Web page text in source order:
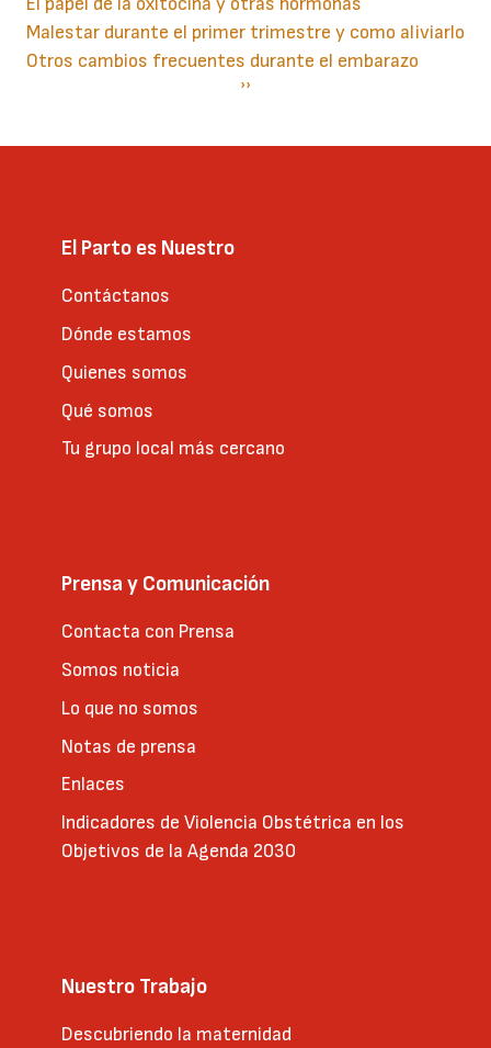
Malestar durante el primer trimestre y como aliviarlo
Otros cambios frecuentes durante el embarazo
Siguiente
››
El Parto es Nuestro
Contáctanos
Dónde estamos
Quienes somos
Qué somos
Tu grupo local más cercano
Prensa y Comunicación
Contacta con Prensa
Somos noticia
Lo que no somos
Notas de prensa
Enlaces
Indicadores de Violencia Obstétrica en los
Objetivos de la Agenda 2030
Nuestro Trabajo
Descubriendo la maternidad